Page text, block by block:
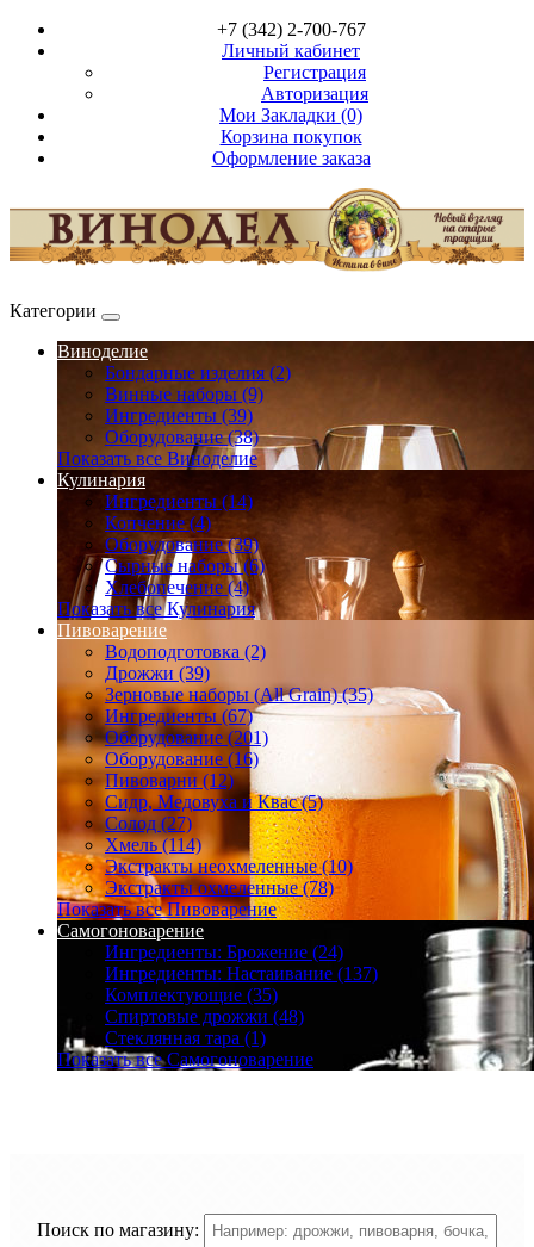
+7 (342) 2-700-767
Личный кабинет
Регистрация
Авторизация
Мои Закладки (0)
Корзина покупок
Оформление заказа
Категории
Виноделие
Бондарные изделия (2)
Винные наборы (9)
Ингредиенты (39)
Оборудование (38)
Показать все Виноделие
Кулинария
Ингредиенты (14)
Копчение (4)
Оборудование (39)
Сырные наборы (6)
Хлебопечение (4)
Показать все Кулинария
Пивоварение
Водоподготовка (2)
Дрожжи (39)
Зерновые наборы (All Grain) (35)
Ингредиенты (67)
Оборудование (201)
Оборудование (16)
Пивоварни (12)
Сидр, Медовуха и Квас (5)
Солод (27)
Хмель (114)
Экстракты неохмеленные (10)
Экстракты охмеленные (78)
Показать все Пивоварение
Самогоноварение
Ингредиенты: Брожение (24)
Ингредиенты: Настаивание (137)
Комплектующие (35)
Спиртовые дрожжи (48)
Стеклянная тара (1)
Показать все Самогоноварение
Поиск по магазину: